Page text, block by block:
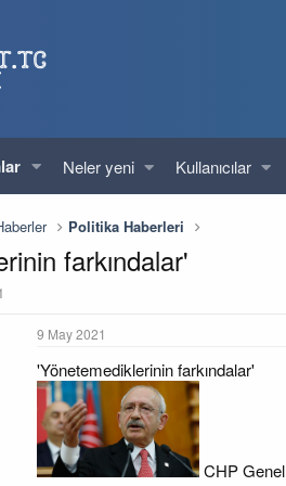
Neler yeni Kullanıcılar
Politika Haberleri
farkındalar'
9 May 2021
'Yönetemediklerinin farkındalar'
CHP Genel